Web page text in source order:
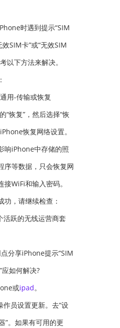
时遇到提示“SIM
SIM卡”或“无效SIM
以下方法来解决。
-传输或恢复
“恢复”，然后选择“恢
恢复网络设置。
iPhone中存储的照
序等数据，只会恢复网
WiFi和输入密码。
，请继续检查：
跃的无线运营商套
或ipad。
员设置更新。去“设
”。如果有可用的更